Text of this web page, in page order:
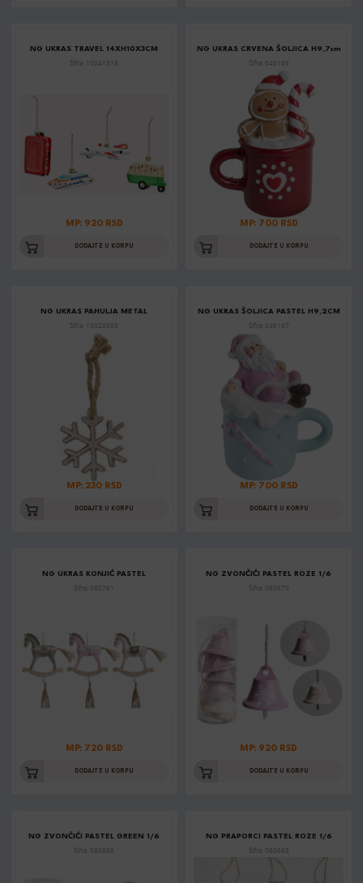
NG UKRAS TRAVEL 14XH10X3CM
Šifra: 10041318
MP: 920 RSD
DODAJTE U KORPU
NG UKRAS CRVENA ŠOLJICA H9,7cm
Šifra: 046166
MP: 700 RSD
DODAJTE U KORPU
NG UKRAS PAHULJA METAL
Šifra: 10028865
MP: 230 RSD
DODAJTE U KORPU
NG UKRAS ŠOLJICA PASTEL H9,2CM
Šifra: 046167
MP: 700 RSD
DODAJTE U KORPU
NG UKRAS KONJIĆ PASTEL
Šifra: 060781
MP: 720 RSD
DODAJTE U KORPU
NG ZVONČIĆI PASTEL ROZE 1/6
Šifra: 060670
MP: 920 RSD
DODAJTE U KORPU
NG ZVONČIĆI PASTEL GREEN 1/6
Šifra: 060669
NG PRAPORCI PASTEL ROZE 1/6
Šifra: 060668